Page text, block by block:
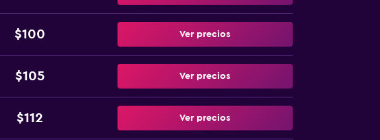
$100 Ver precios
$105 Ver precios
$112 Ver precios